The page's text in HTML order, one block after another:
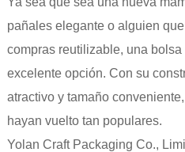
pañales elegante o alguien
compras reutilizable, una
excelente opción. Con su
atractivo y tamaño
hayan vuelto tan populares.
Yolan Craft Packaging Co.,